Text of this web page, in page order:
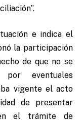
e indica el
la participación
de que no se
por eventuales
vigente el acto
de presentar
el trámite de